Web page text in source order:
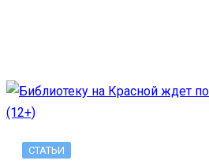
СТАТЬИ